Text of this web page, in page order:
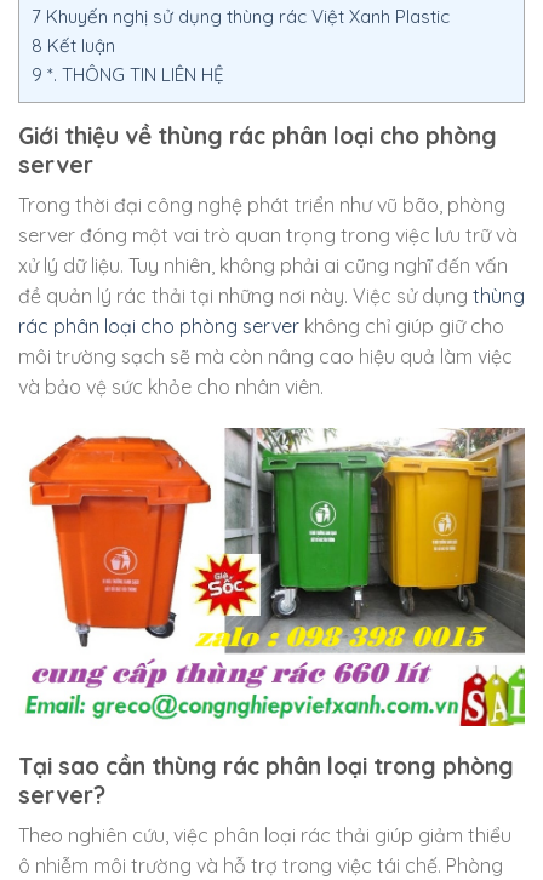
7 Khuyến nghị sử dụng thùng rác Việt Xanh Plastic
8 Kết luận
9 *. THÔNG TIN LIÊN HỆ
Giới thiệu về thùng rác phân loại cho phòng
server
Trong thời đại công nghệ phát triển như vũ bão, phòng
server đóng một vai trò quan trọng trong việc lưu trữ và
xử lý dữ liệu. Tuy nhiên, không phải ai cũng nghĩ đến vấn
đề quản lý rác thải tại những nơi này. Việc sử dụng thùng
rác phân loại cho phòng server không chỉ giúp giữ cho
môi trường sạch sẽ mà còn nâng cao hiệu quả làm việc
và bảo vệ sức khỏe cho nhân viên.
Tại sao cần thùng rác phân loại trong phòng
server?
Theo nghiên cứu, việc phân loại rác thải giúp giảm thiểu
ô nhiễm môi trường và hỗ trợ trong việc tái chế. Phòng